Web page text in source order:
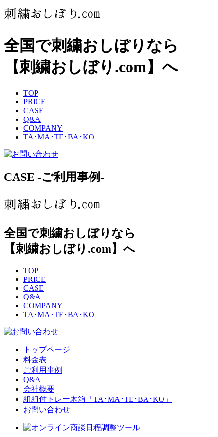
全国で刺繍おしぼりなら
【刺繍おしぼり.com】へ
TOP
PRICE
CASE
Q&A
COMPANY
TA･MA･TE･BA･KO
CASE -ご利用事例-
全国で刺繍おしぼりなら
【刺繍おしぼり.com】へ
TOP
PRICE
CASE
Q&A
COMPANY
TA･MA･TE･BA･KO
トップページ
料金表
ご利用事例
Q&A
会社概要
組紐付トレー木箱「TA･MA･TE･BA･KO」
お問い合わせ